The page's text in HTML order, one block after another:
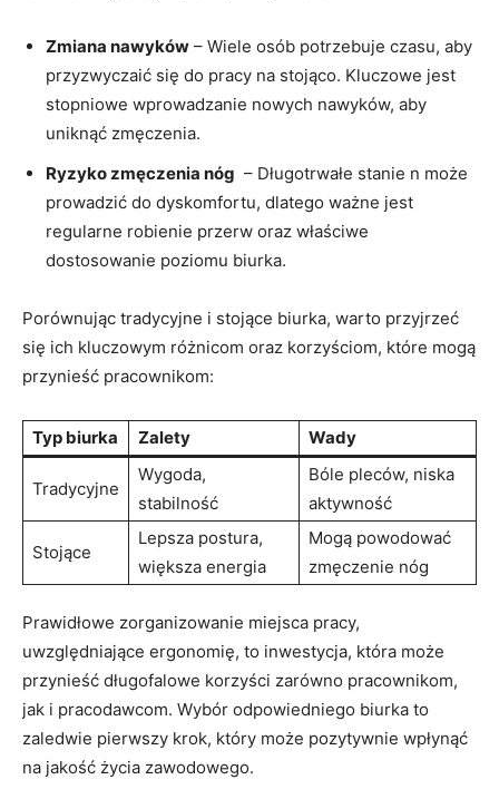
Zmiana ⁢nawyków – Wiele osób potrzebuje czasu, aby⁤
przyzwyczaić⁣ się do pracy na ‍stojąco. Kluczowe jest
stopniowe wprowadzanie nowych nawyków, aby
⁤uniknąć zmęczenia.
Ryzyko zmęczenia ‍nóg ⁢ – Długotrwałe stanie n może
prowadzić⁤ do dyskomfortu, dlatego ważne​ jest
regularne ​robienie ⁤przerw oraz właściwe
dostosowanie⁤ poziomu biurka.
Porównując tradycyjne ‍i ​stojące ⁢biurka, warto przyjrzeć⁣
się ‌ich kluczowym różnicom oraz korzyściom, które mogą‍
przynieść pracownikom:
Typ biurka Zalety Wady
Tradycyjne
Wygoda,
stabilność
Bóle‍ pleców,​ niska
⁤aktywność
Stojące
Lepsza postura,
większa ⁢energia
Mogą powodować
⁣zmęczenie nóg
Prawidłowe zorganizowanie miejsca pracy,
uwzględniające ergonomię, to inwestycja,‍ która może
przynieść długofalowe korzyści⁣ zarówno pracownikom,
jak i ‌pracodawcom. Wybór‍ odpowiedniego biurka to
zaledwie⁢ pierwszy krok, który​ może pozytywnie⁤ wpłynąć
na jakość życia zawodowego.